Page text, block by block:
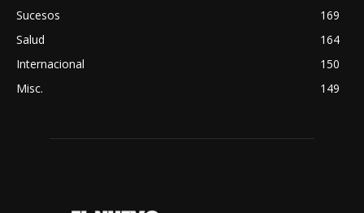
Sucesos
169
Salud
164
Internacional
150
Misc.
149